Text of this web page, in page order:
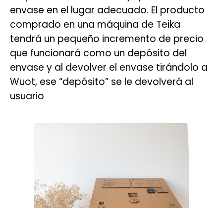
envase en el lugar adecuado. El producto
comprado en una máquina de Teika
tendrá un pequeño incremento de precio
que funcionará como un depósito del
envase y al devolver el envase tirándolo a
Wuot, ese “depósito” se le devolverá al
usuario